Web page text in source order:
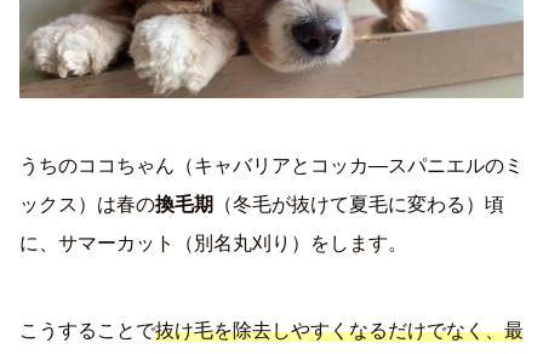
うちのココちゃん（キャバリアとコッカ―スパニエルのミ
ックス）は春の換毛期
（冬毛が抜けて夏毛に変わる）頃
に、サマーカット（別名丸刈り）をします。
こうすることで抜け毛を除去しやすくなるだけでなく、最